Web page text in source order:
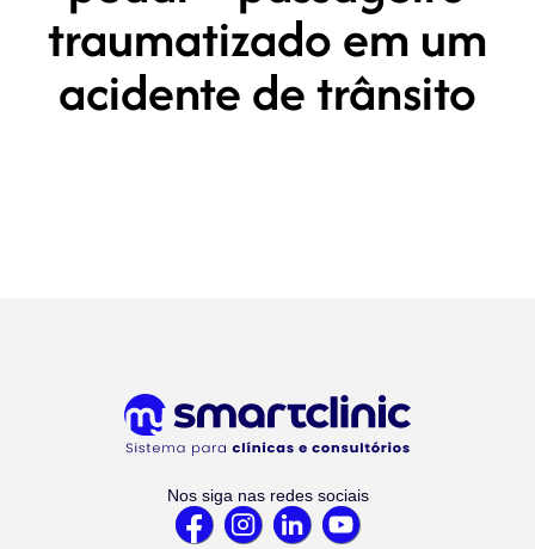
traumatizado em um
acidente de trânsito
Nos siga nas redes sociais